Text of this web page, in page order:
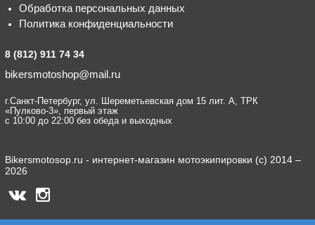
Обработка персональных данных
Политика конфиденциальности
8 (812) 911 74 34
bikersmotoshop@mail.ru
г.Санкт-Петербург, ул. Шереметьевская дом 15 лит. А, ТРК
«Пулково-3», первый этаж
с 10:00 до 22:00 без обеда и выходных
Bikersmotosop.ru - интернет-магазин мотоэкипировки (c) 2014 –
2026